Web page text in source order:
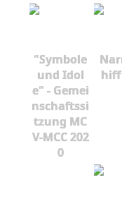
"Symbole
und Idol
e" - Gemei
nschaftssi
tzung MC
V-MCC 202
0
hiff